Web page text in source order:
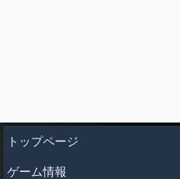
トップページ
ゲーム情報